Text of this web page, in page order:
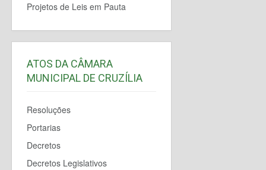
Projetos de Leis em Pauta
ATOS DA CÂMARA
MUNICIPAL DE CRUZÍLIA
Resoluções
Portarias
Decretos
Decretos Legislativos